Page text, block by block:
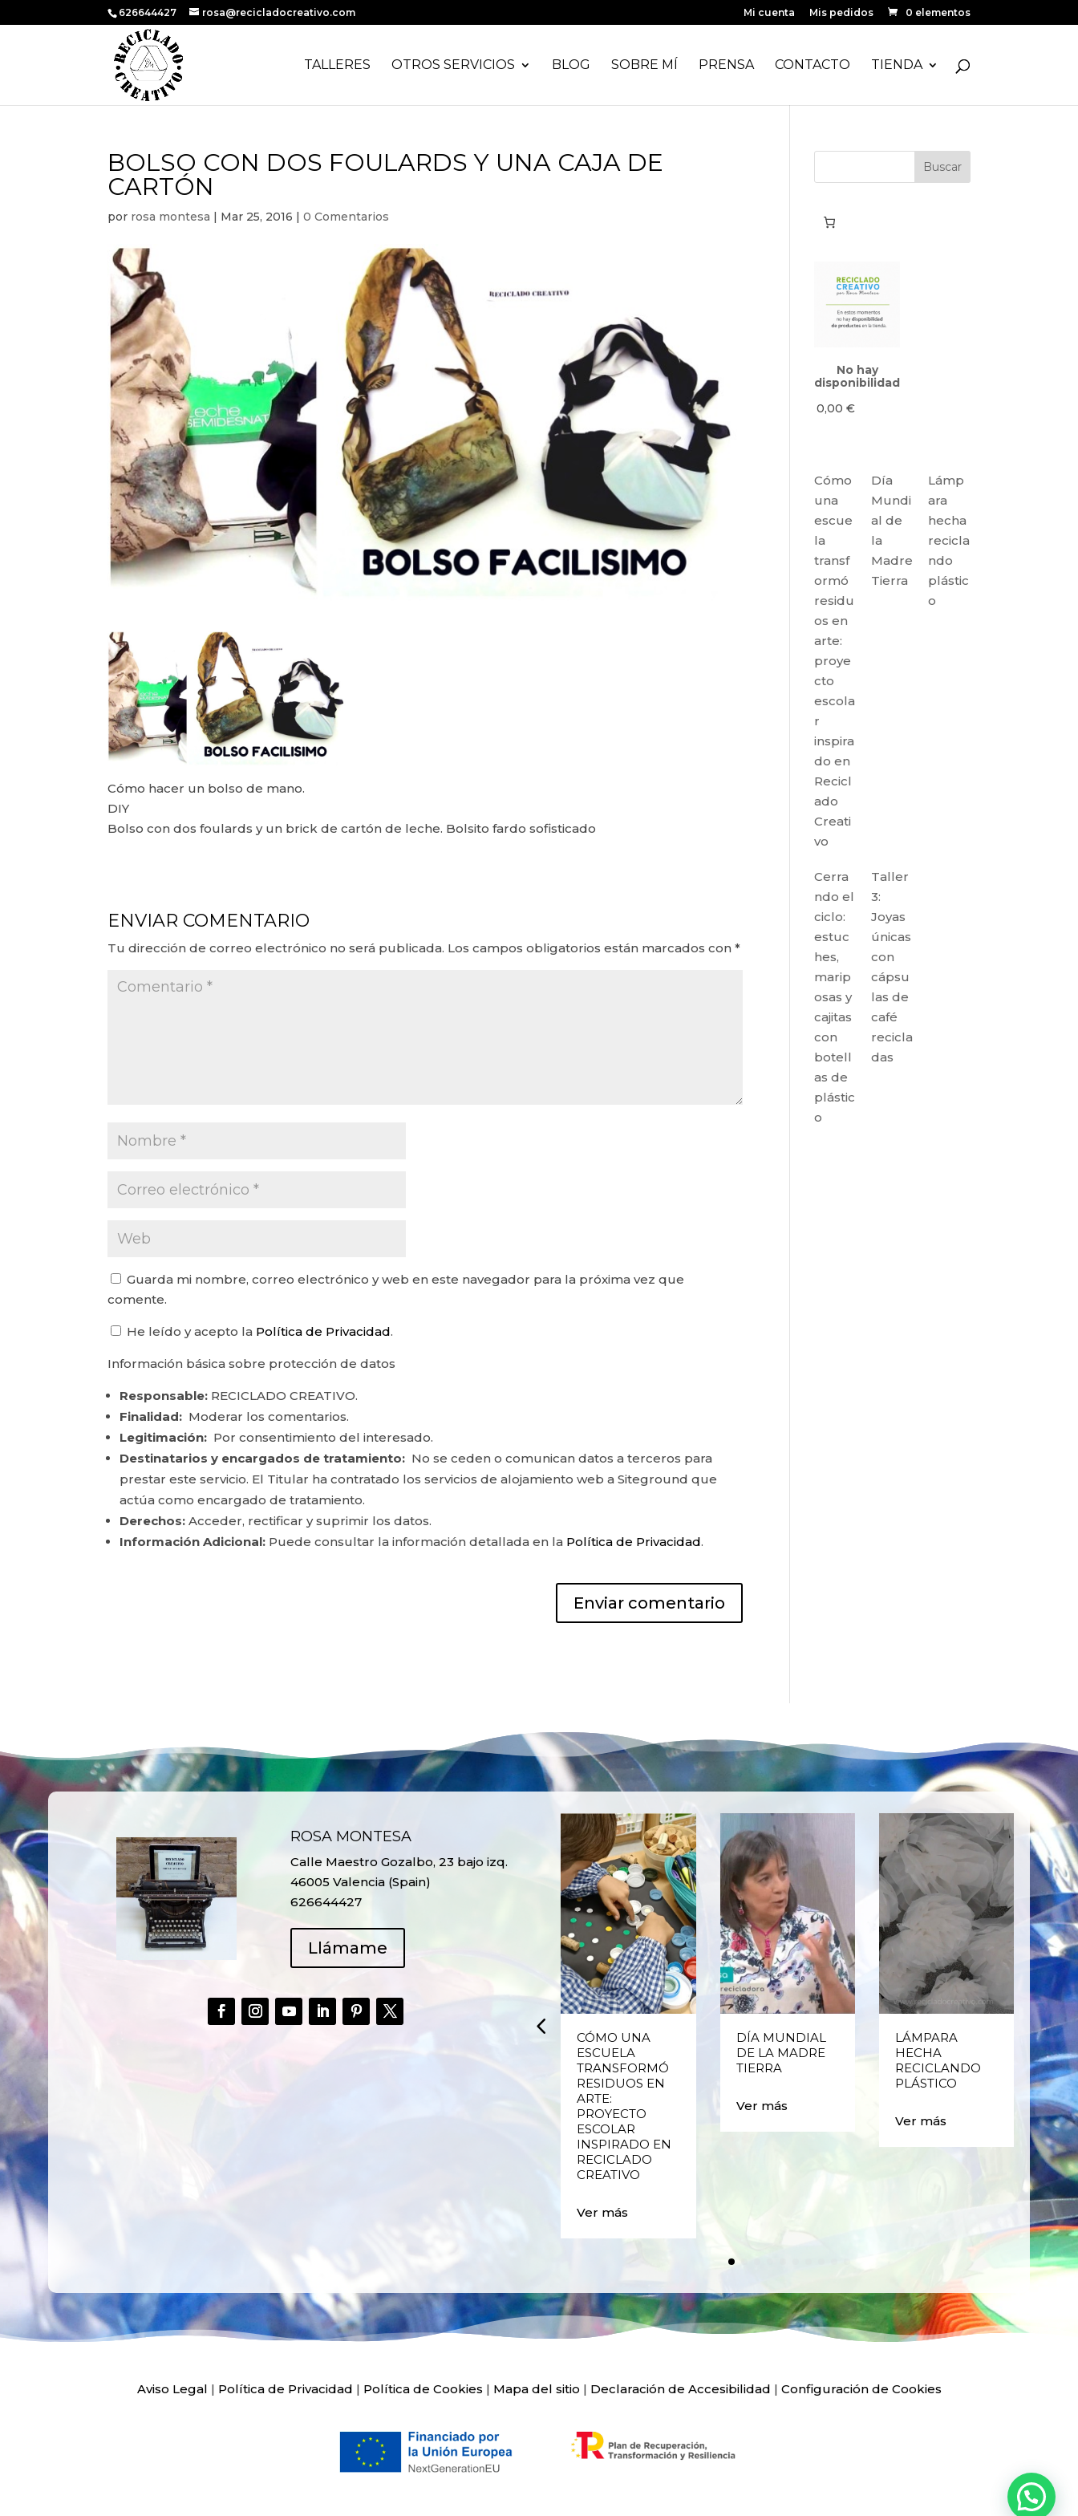
626644427 rosa@recicladocreativo.com Mi cuenta Mis pedidos 0 elementos
TALLERES OTROS SERVICIOS BLOG SOBRE MÍ PRENSA CONTACTO TIENDA
BOLSO CON DOS FOULARDS Y UNA CAJA DE
CARTÓN
por rosa montesa | Mar 25, 2016 |0 Comentarios
Cómo hacer un bolso de mano.
DIY
Bolso con dos foulards y un brick de cartón de leche. Bolsito fardo sofisticado
ENVIAR COMENTARIO
Tu dirección de correo electrónico no será publicada. Los campos obligatorios están marcados con*
Guarda mi nombre, correo electrónico y web en este navegador para la próxima vez que
comente.
He leído y acepto la Política de Privacidad.
Información básica sobre protección de datos
Responsable: RECICLADO CREATIVO.
Finalidad: Moderar los comentarios.
Legitimación: Por consentimiento del interesado.
Destinatarios y encargados de tratamiento: No se ceden o comunican datos a terceros para
prestar este servicio. El Titular ha contratado los servicios de alojamiento web a Siteground que
actúa como encargado de tratamiento.
Derechos: Acceder, rectificar y suprimir los datos.
Información Adicional: Puede consultar la información detallada en la Política de Privacidad.
No hay
disponibilidad
0,00€
Cómo
una
escue
la
transf
ormó
residu
os en
arte:
proye
cto
escola
r
inspira
do en
Recicl
ado
Creati
vo
Día
Mundi
al de
la
Madre
Tierra
Lámp
ara
hecha
recicla
ndo
plástic
o
Cerra
ndo el
ciclo:
estuc
hes,
marip
osas y
cajitas
con
botell
as de
plástic
o
Taller
3:
Joyas
únicas
con
cápsu
las de
café
recicla
das
ROSA MONTESA
Calle Maestro Gozalbo, 23 bajo izq.
46005 Valencia (Spain)
626644427
Llámame
RECICLADO EN
CÓMO UNA
ESCUELA
TRANSFORMÓ
RESIDUOS EN
ARTE:
PROYECTO
ESCOLAR
INSPIRADO EN
RECICLADO
CREATIVO
Ver más
DÍA MUNDIAL
DE LA MADRE
TIERRA
Ver más
LÁMPARA
HECHA
RECICLANDO
PLÁSTICO
Ver más
Aviso Legal | Política de Privacidad | Política de Cookies | Mapa del sitio | Declaración de Accesibilidad | Configuración de Cookies